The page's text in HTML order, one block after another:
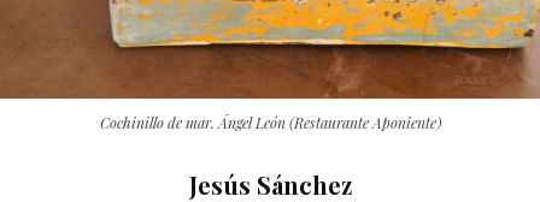
Cochinillo de mar. Ángel León (Restaurante Aponiente)
Jesús Sánchez